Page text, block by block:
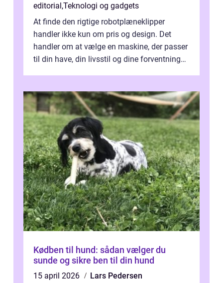
editorial,Teknologi og gadgets
At finde den rigtige robotplæneklipper
handler ikke kun om pris og design. Det
handler om at vælge en maskine, der passer
til din have, din livsstil og dine forventninger.
Kødben til hund: sådan vælger du
sunde og sikre ben til din hund
15 april 2026
Lars Pedersen